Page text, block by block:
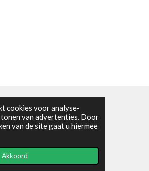
cookies voor analyse-
van advertenties. Door
van de site gaat u hiermee
Akkoord
Het vlinderpad